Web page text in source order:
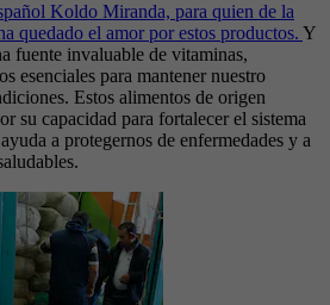
Koldo Miranda, para quien de la
quedado el amor por estos productos. Y
fuente invaluable de vitaminas,
esenciales para mantener nuestro
Estos alimentos de origen
su capacidad para fortalecer el sistema
a protegernos de enfermedades y a